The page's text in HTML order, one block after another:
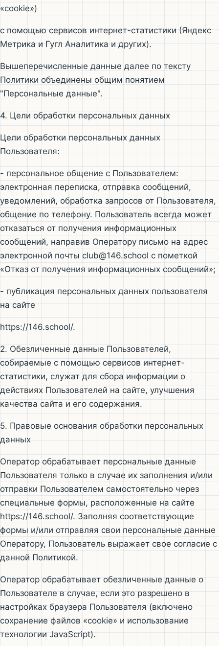
«cookie»)
с помощью сервисов интернет-статистики (Яндекс
Метрика и Гугл Аналитика и других).
Вышеперечисленные данные далее по тексту
Политики объединены общим понятием
"Персональные данные".
4. Цели обработки персональных данных
Цели обработки персональных данных
Пользователя:
- персональное общение с Пользователем:
электронная переписка, отправка сообщений,
уведомлений, обработка запросов от Пользователя,
общение по телефону. Пользователь всегда может
отказаться от получения информационных
сообщений, направив Оператору письмо на адрес
электронной почты club@146.school с пометкой
«Отказ от получения информационных сообщений»;
- публикация персональных данных пользователя
на сайте
https://146.school/.
2. Обезличенные данные Пользователей,
собираемые с помощью сервисов интернет-
статистики, служат для сбора информации о
действиях Пользователей на сайте, улучшения
качества сайта и его содержания.
5. Правовые основания обработки персональных
данных
Оператор обрабатывает персональные данные
Пользователя только в случае их заполнения и/или
отправки Пользователем самостоятельно через
специальные формы, расположенные на сайте
https://146.school/. Заполняя соответствующие
формы и/или отправляя свои персональные данные
Оператору, Пользователь выражает свое согласие с
данной Политикой.
Оператор обрабатывает обезличенные данные о
Пользователе в случае, если это разрешено в
настройках браузера Пользователя (включено
сохранение файлов «cookie» и использование
технологии JavaScript).